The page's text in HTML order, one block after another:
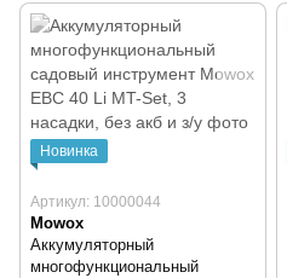
Новинка
Артикул: 10000044
Mowox
Аккумуляторный
многофункциональный